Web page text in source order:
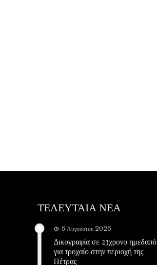
ΤΕΛΕΥΤΑΙΑ ΝΕΑ
6 Αυγούστου 2026
Δικογραφία σε 23χρονο ημεδαπό
για τροχαίο στην περιοχή της
Πέτρας